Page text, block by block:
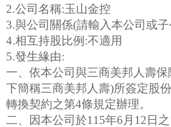
2.公司名稱:玉山金控
3.與公司關係(請輸入本公司或子
4.相互持股比例:不適用
5.發生緣由:
一、依本公司與三商美邦人壽
下簡稱三商美邦人壽)所簽定股份
轉換契約之第4條規定辦理。
二、因本公司於115年6月12日